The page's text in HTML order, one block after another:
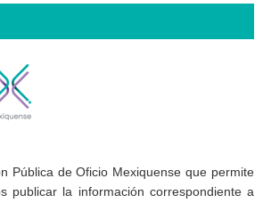
Pública de Oficio Mexiquense que permite
publicar la información correspondiente a